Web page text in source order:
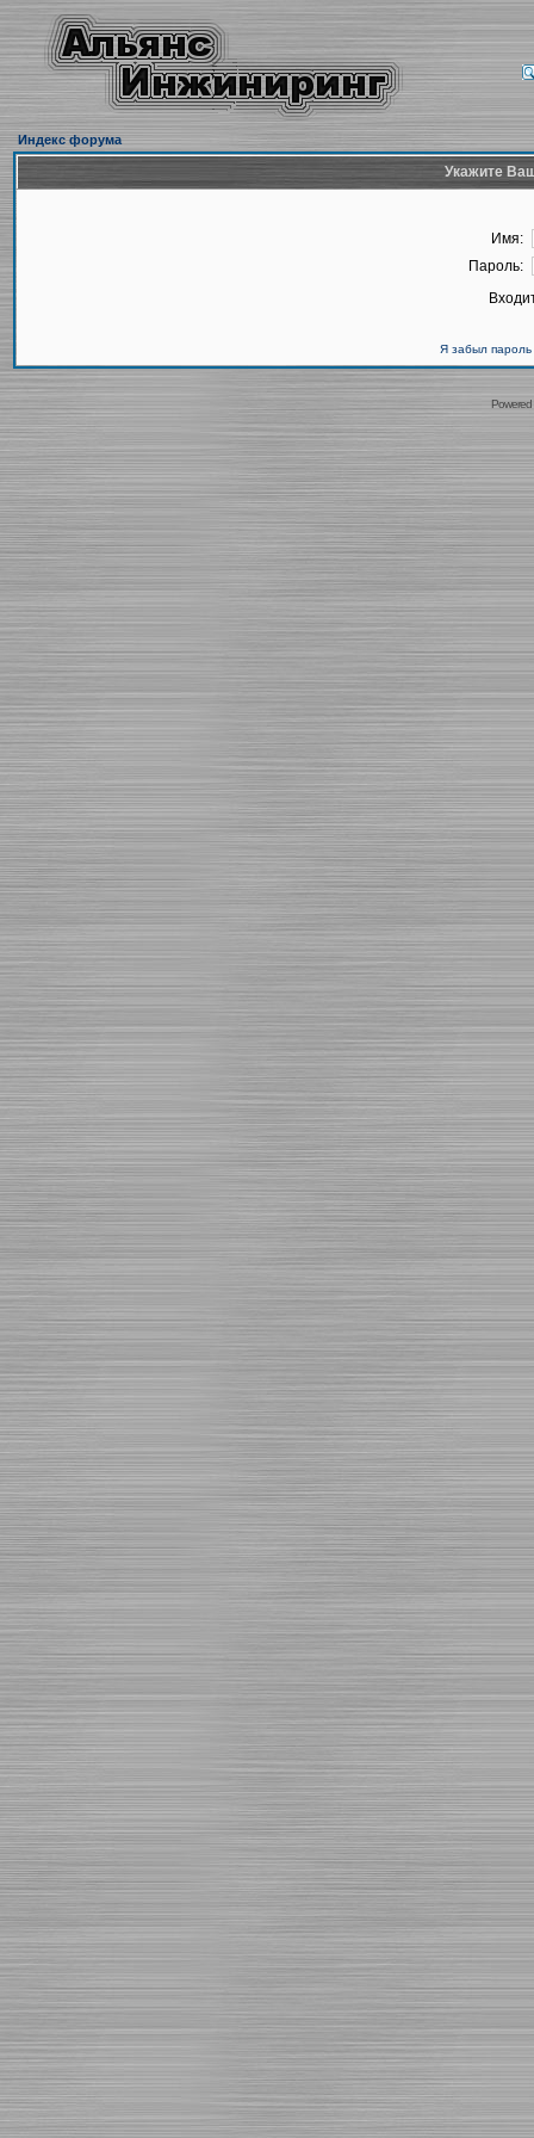
Индекс форума
Укажите
Имя:
Пароль:
Я забыл пароль